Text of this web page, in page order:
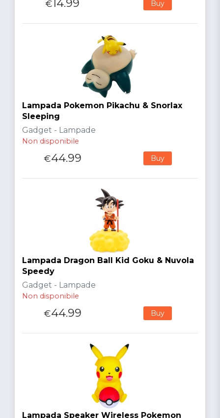
€14.99 Buy
Lampada Pokemon Pikachu & Snorlax
Sleeping
Gadget - Lampade
Non disponibile
€44.99 Buy
Lampada Dragon Ball Kid Goku & Nuvola
Speedy
Gadget - Lampade
Non disponibile
€44.99 Buy
Lampada Speaker Wireless Pokemon